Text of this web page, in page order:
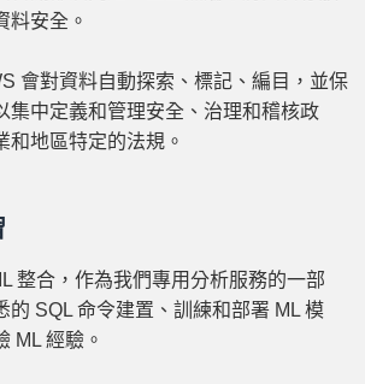
料安全。
會對資料自動探索、標記、編目，並保
集中定義和管理安全、治理和稽核政
和地區特定的法規。
整合，作為我們專用分析服務的一部
的 SQL 命令建置、訓練和部署 ML 模
ML 經驗。